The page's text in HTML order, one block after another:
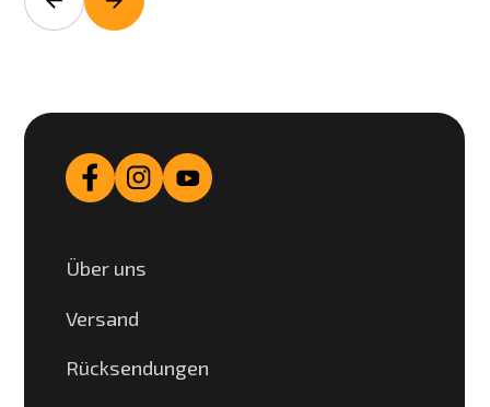
Über uns
Versand
Rücksendungen